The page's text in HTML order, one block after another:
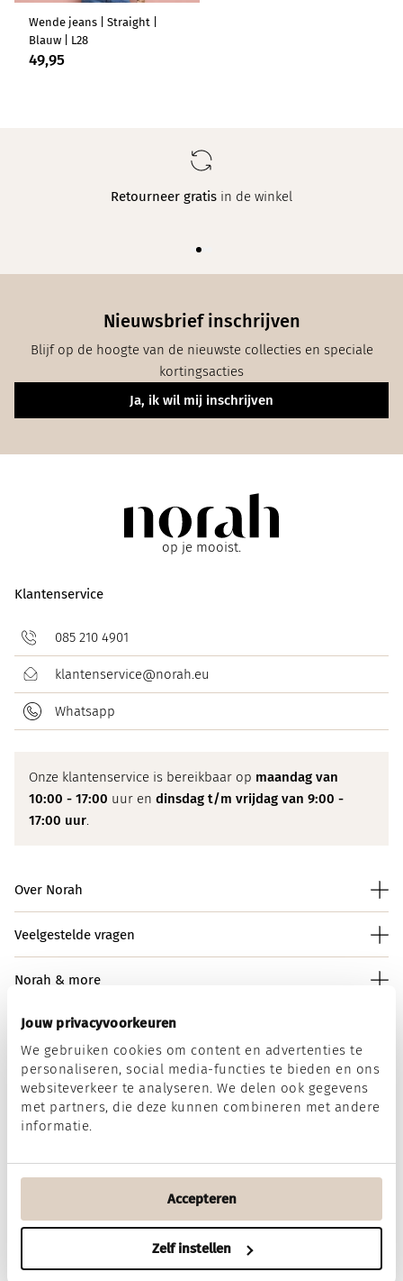
Jouw privacyvoorkeuren
We gebruiken cookies om content en advertenties te
personaliseren, social media-functies te bieden en ons
websiteverkeer te analyseren. We delen ook gegevens
met partners, die deze kunnen combineren met andere
informatie.
Accepteren
Zelf instellen
Filter
Wende jeans | Straight |
Blauw | L28
49,95
Retourneer gratis in de winkel
Nieuwsbrief inschrijven
Blijf op de hoogte van de nieuwste collecties en speciale
kortingsacties
Ja, ik wil mij inschrijven
op je mooist.
Klantenservice
085 210 4901
klantenservice@norah.eu
Whatsapp
Onze klantenservice is bereikbaar op maandag van
10:00 - 17:00 uur en dinsdag t/m vrijdag van 9:00 -
17:00 uur.
Over Norah
Veelgestelde vragen
Norah & more
Norah op social media
DisclaimerPrivacy & Cookies